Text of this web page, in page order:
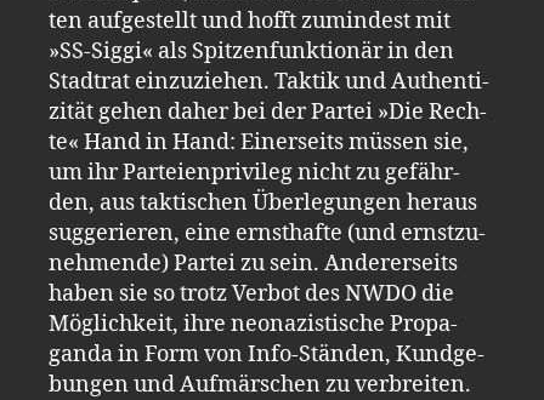
ten auf­ge­stellt und hofft zu­min­dest mit
»SS-​Sig­gi« als Spit­zen­funk­tio­när in den
Stadt­rat ein­zu­zie­hen. Tak­tik und Au­then­ti­
zi­tät gehen daher bei der Par­tei »Die Rech­
te« Hand in Hand: Ei­ner­seits müs­sen sie,
um ihr Par­tei­en­pri­vi­leg nicht zu ge­fähr­
den, aus tak­ti­schen Über­le­gun­gen her­aus
sug­ge­rie­ren, eine ernst­haf­te (und ernst­zu­
neh­men­de) Par­tei zu sein. An­de­rer­seits
haben sie so trotz Ver­bot des NWDO die
Mög­lich­keit, ihre neo­na­zis­ti­sche Pro­pa­
gan­da in Form von Info-​Stän­den, Kund­ge­
bun­gen und Auf­mär­schen zu ver­brei­ten.